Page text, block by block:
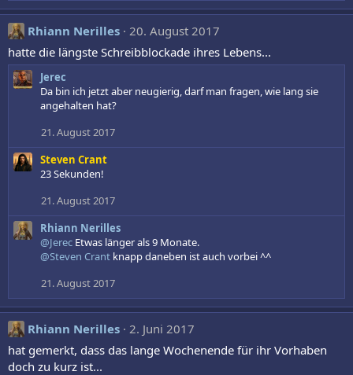
a
k
i
o
n
Rhiann Nerilles 20. August 2017
hatte die längste Schreibblockade ihres Lebens...
Jerec
Da bin ich jetzt aber neugierig, darf man fragen, wie lang sie
angehalten hat?
21. August 2017
Steven Crant
23 Sekunden!
21. August 2017
Rhiann Nerilles
@Jerec Etwas länger als 9 Monate.
@Steven Crant knapp daneben ist auch vorbei ^^
21. August 2017
Rhiann Nerilles 2. Juni 2017
hat gemerkt, dass das lange Wochenende für ihr Vorhaben
doch zu kurz ist...